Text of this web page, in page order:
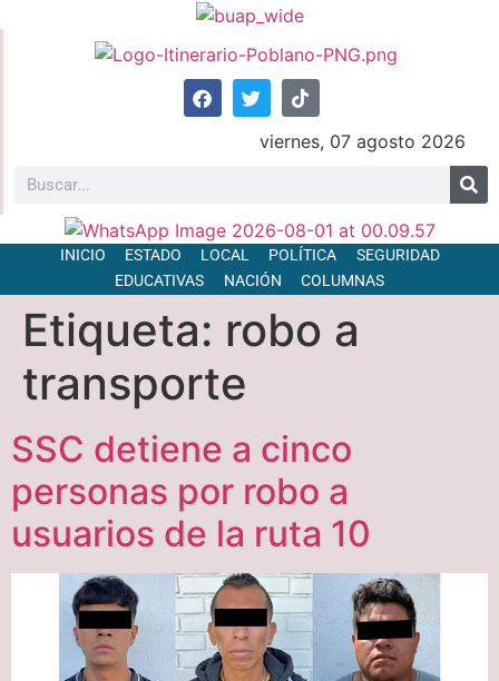
viernes, 07 agosto 2026
INICIO ESTADO LOCAL POLÍTICA
SEGURIDAD
EDUCATIVAS
NACIÓN COLUMNAS
Etiqueta: robo a
transporte
SSC detiene a cinco
personas por robo a
usuarios de la ruta 10